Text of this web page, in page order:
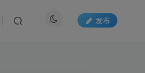
发布